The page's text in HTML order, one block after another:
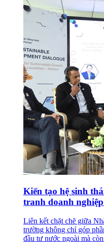
Kiến tạo hệ sinh
tranh doanh
Liên kết chặt chẽ giữa
trường không chỉ góp
đầu tư nước ngoài mà